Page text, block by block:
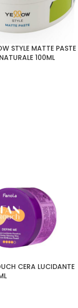
STYLE MATTE PASTE
100ML
CERA LUCIDANTE